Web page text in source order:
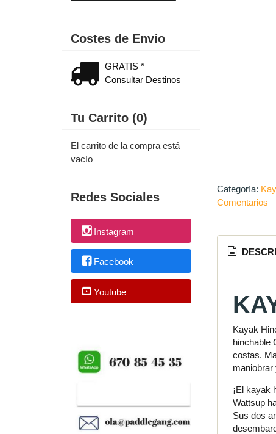
Costes de Envío
GRATIS *
Consultar Destinos
Tu Carrito (0)
El carrito de la compra está
vacío
Redes Sociales
Instagram
Facebook
Youtube
Categoría:
Comentarios
Kayak
hinchable
costas.
maniobrar
¡El kayak
Wattsup
Sus dos